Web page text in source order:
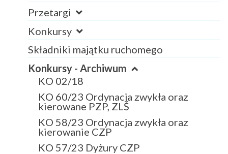
Przetargi
Konkursy
Składniki majątku ruchomego
Konkursy - Archiwum
KO 02/18
KO 60/23 Ordynacja zwykła oraz
kierowane PZP, ZLŚ
KO 58/23 Ordynacja zwykła oraz
kierowanie CZP
KO 57/23 Dyżury CZP